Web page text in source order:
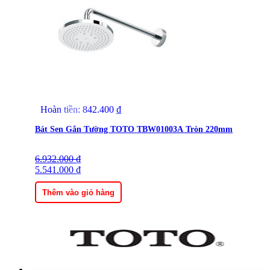
Hoàn tiền: 842.400 ₫
Bát Sen Gắn Tường TOTO TBW01003A Tròn 220mm
6.932.000₫
Giá
gốc
là:
6.932.000 ₫.
5.541.000 ₫
Giá
hiện
tại
là:
5.541.000 ₫.
Thêm vào giỏ hàng